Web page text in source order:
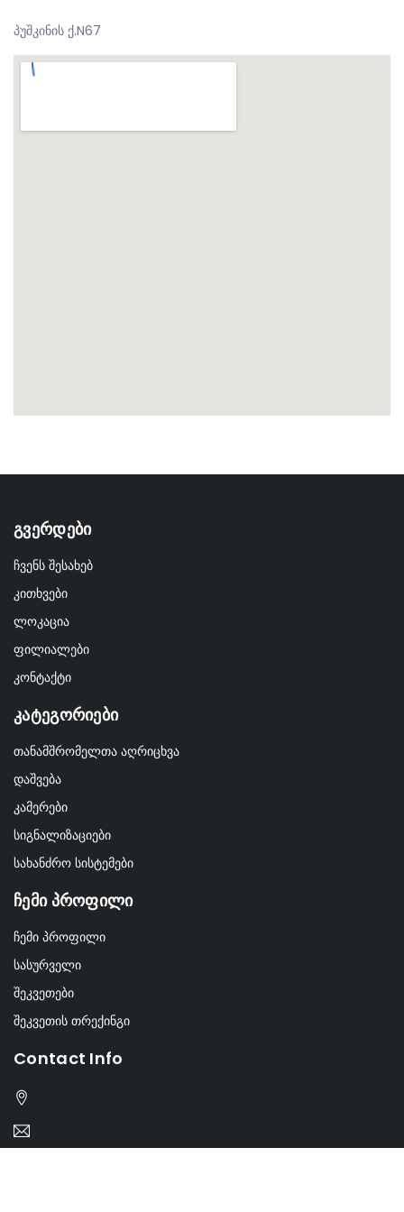
პუშკინის ქ.N67
Გვერდები
ჩვენს შესახებ
კითხვები
ლოკაცია
ფილიალები
კონტაქტი
Კატეგორიები
თანამშრომელთა აღრიცხვა
დაშვება
კამერები
სიგნალიზაციები
სახანძრო სისტემები
Ჩემი Პროფილი
ჩემი პროფილი
სასურველი
შეკვეთები
შეკვეთის თრექინგი
Contact Info